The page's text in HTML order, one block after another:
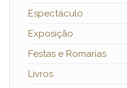
Espectáculo
Exposição
Festas e Romarias
Livros